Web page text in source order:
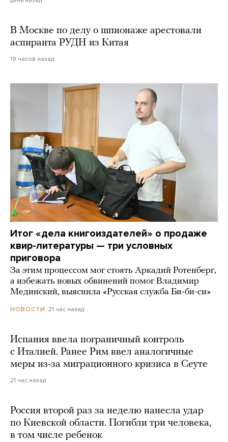
В Москве по делу о шпионаже арестовали
аспиранта РУДН из Китая
19 часов назад
Итог «дела книгоиздателей» о продаже
квир-литературы — три условных
приговора
За этим процессом мог стоять Аркадий Ротенберг,
а избежать новых обвинений помог Владимир
Мединский, выяснила «Русская служба Би-би-си»
НОВОСТИ 21 час назад
Испания ввела пограничный контроль
с Италией. Ранее Рим ввел аналогичные
меры из-за миграционного кризиса в Сеуте
21 час назад
Россия второй раз за неделю нанесла удар
по Киевской области. Погибли три человека,
в том числе ребенок